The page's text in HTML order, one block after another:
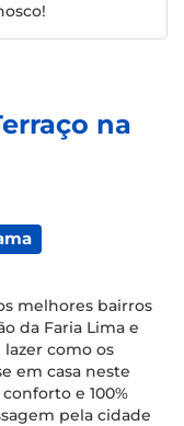
na
melhores bairros
da Faria Lima e
como os
em casa neste
e 100%
pela cidade